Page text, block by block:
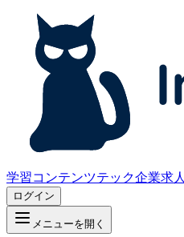
学習コンテンツテック企業求人
ログイン
メニューを開く